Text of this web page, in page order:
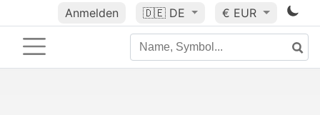
Anmelden 🇩🇪 DE € EUR